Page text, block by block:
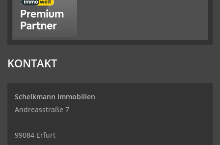
KONTAKT
Schelkmann Immobilien
Andreasstraße 7
99084 Erfurt